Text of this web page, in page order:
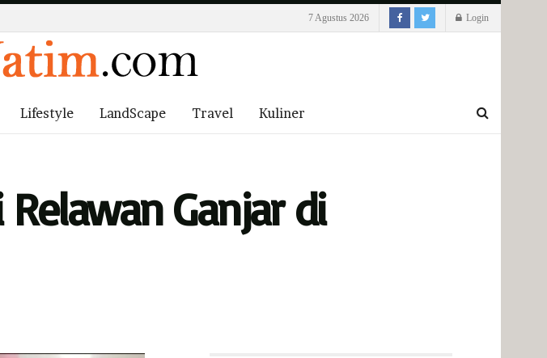
7 Agustus 2026 Login
Lifestyle LandScape Travel Kuliner
Ganjar di